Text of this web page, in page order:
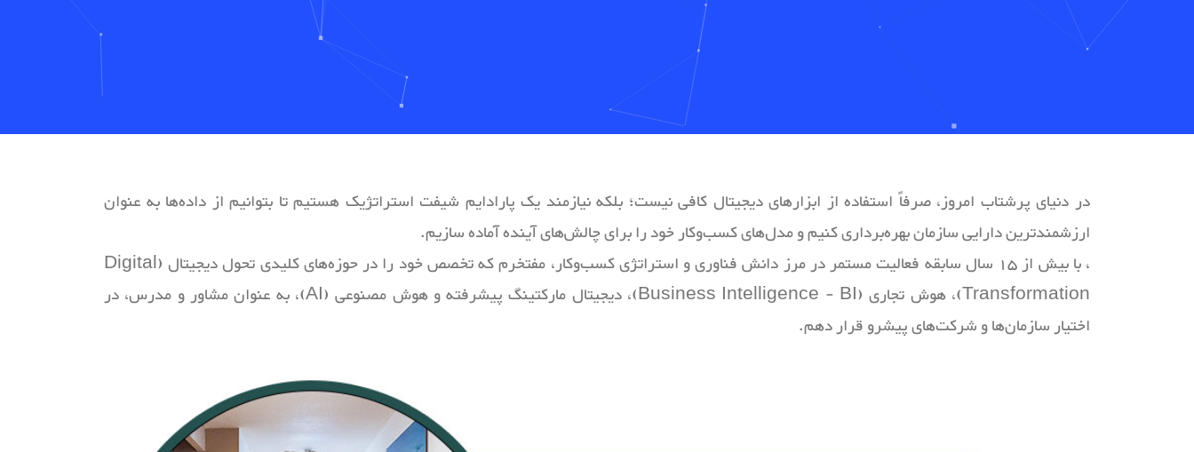
در دنیای پرشتاب امروز، صرفاً استفاده از ابزارهای دیجیتال کافی نیست؛ بلکه نیازمند یک پارادایم شیفت استراتژیک هستیم تا بتوانیم از داده‌ها به عنوان
ارزشمندترین دارایی سازمان بهره‌برداری کنیم و مدل‌های کسب‌وکار خود را برای چالش‌های آینده آماده سازیم.
، با بیش از 15 سال سابقه فعالیت مستمر در مرز دانش فناوری و استراتژی کسب‌وکار، مفتخرم که تخصص خود را در حوزه‌های کلیدی تحول دیجیتال (Digital
Transformation)، هوش تجاری (Business Intelligence - BI)، دیجیتال مارکتینگ پیشرفته و هوش مصنوعی (AI)، به عنوان مشاور و مدرس، در
اختیار سازمان‌ها و شرکت‌های پیشرو قرار دهم.